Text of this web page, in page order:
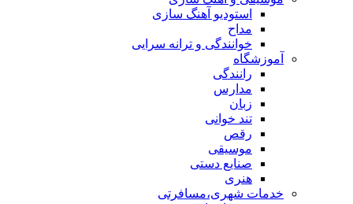
استودیو آهنگ سازی
مداح
خوانندگی و ترانه سرایی
آموزشگاه
رانندگی
مدارس
زبان
تند خوانی
رقص
موسیقی
صنایع دستی
هنری
خدمات شهری،مسافرتی